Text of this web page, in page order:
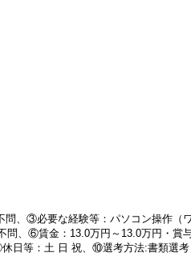
、③必要な経験等：パソコン操作（
、⑥賃金：13.0万円～13.0万円・賞
日等：土 日 祝、⑩選考方法:書類選考